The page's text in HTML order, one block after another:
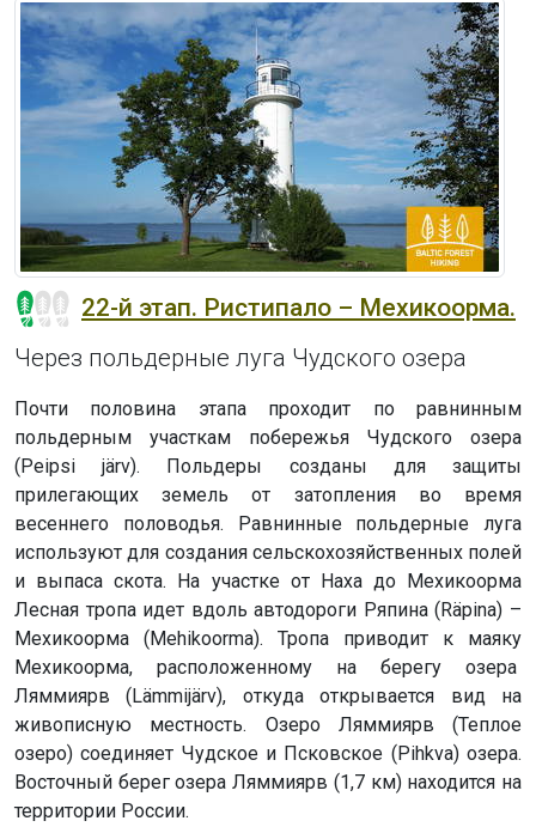
22-й этап. Ристипало – Мехикоорма.
Через польдерные луга Чудского озера
Почти половина этапа проходит по равнинным
польдерным участкам побережья Чудского озера
(Peipsi järv). Польдеры созданы для защиты
прилегающих земель от затопления во время
весеннего половодья. Равнинные польдерные луга
используют для создания сельскохозяйственных полей
и выпаса скота. На участке от Наха до Мехикоорма
Лесная тропа идет вдоль автодороги Ряпина (Räpina) –
Мехикоорма (Mehikoorma). Тропа приводит к маяку
Мехикоорма, расположенному на берегу озера
Ляммиярв (Lämmijärv), откуда открывается вид на
живописную местность. Озеро Ляммиярв (Теплое
озеро) соединяет Чудское и Псковское (Pihkva) озера.
Восточный берег озера Ляммиярв (1,7 км) находится на
территории России.